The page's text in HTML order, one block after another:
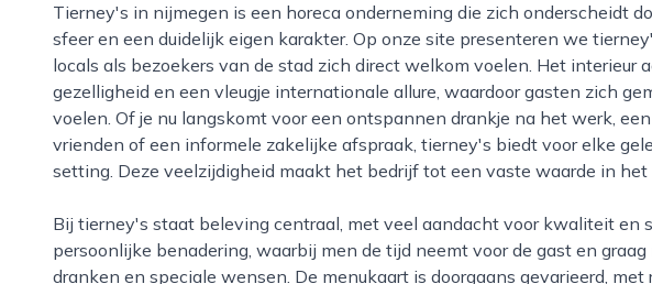
Tierney's in nijmegen is een horeca onderneming die zich onderscheidt door een warme, gastvrije
sfeer en een duidelijk eigen karakter. Op onze site presenteren we
locals als bezoekers van de stad zich direct welkom voelen. Het interieur
gezelligheid en een vleugje internationale allure, waardoor gasten zich
voelen. Of je nu langskomt voor een ontspannen drankje na het werk,
vrienden of een informele zakelijke afspraak, tierney's biedt voor elke
setting. Deze veelzijdigheid maakt het bedrijf tot een vaste waarde in het
Bij tierney's staat beleving centraal, met veel aandacht voor kwaliteit en service. Het team zet in op
persoonlijke benadering, waarbij men de tijd neemt voor de gast en
dranken en speciale wensen. De menukaart is doorgaans gevarieerd, met